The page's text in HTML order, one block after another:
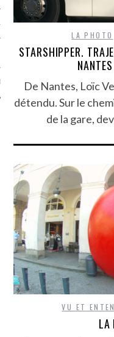
ARCACHON
LA PHOTO
STARSHIPPER.
De Nantes, Loïc
détendu. Sur le
de la gare,
VU ET
LA